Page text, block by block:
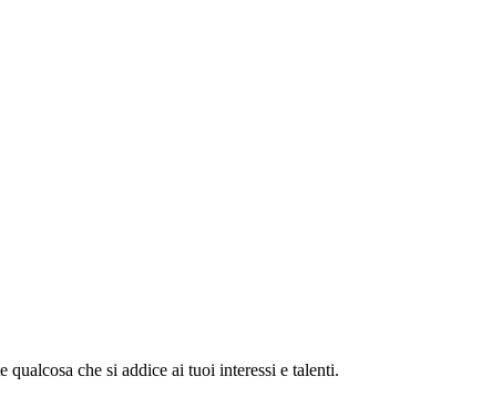
che si addice ai tuoi interessi e talenti.